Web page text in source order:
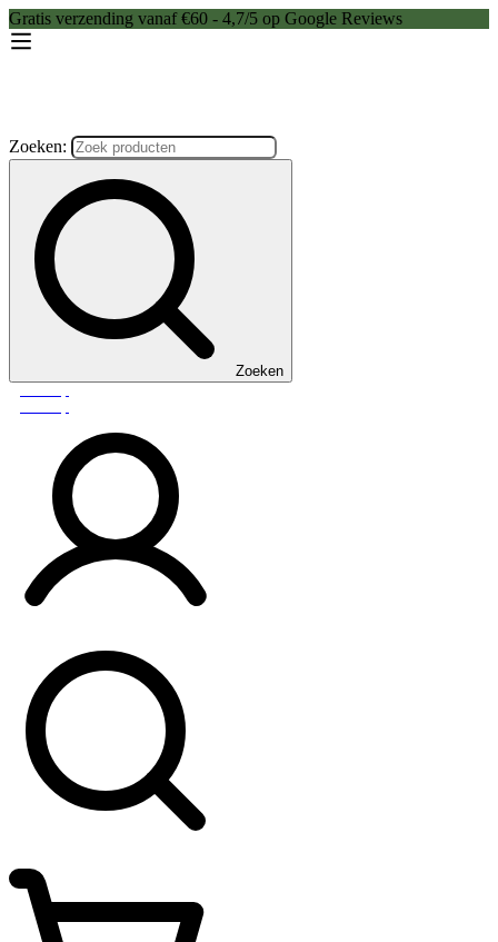
Gratis verzending vanaf €60 - 4,7/5 op Google Reviews
Zoeken:
Zoeken